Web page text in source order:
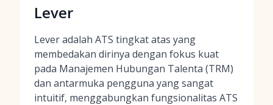
Lever
Lever adalah ATS tingkat atas yang
membedakan dirinya dengan fokus kuat
pada Manajemen Hubungan Talenta (TRM)
dan antarmuka pengguna yang sangat
intuitif, menggabungkan fungsionalitas ATS